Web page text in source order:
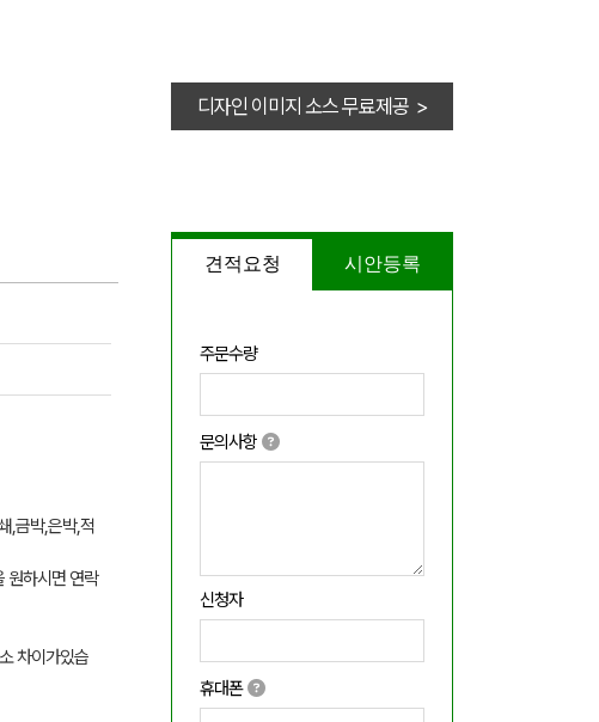
디자인 이미지 소스 무료제공 >
견적요청 시안등록
주문수량
문의사항
신청자
휴대폰
,금박,은박,적
원하시면 연락
차이가있습